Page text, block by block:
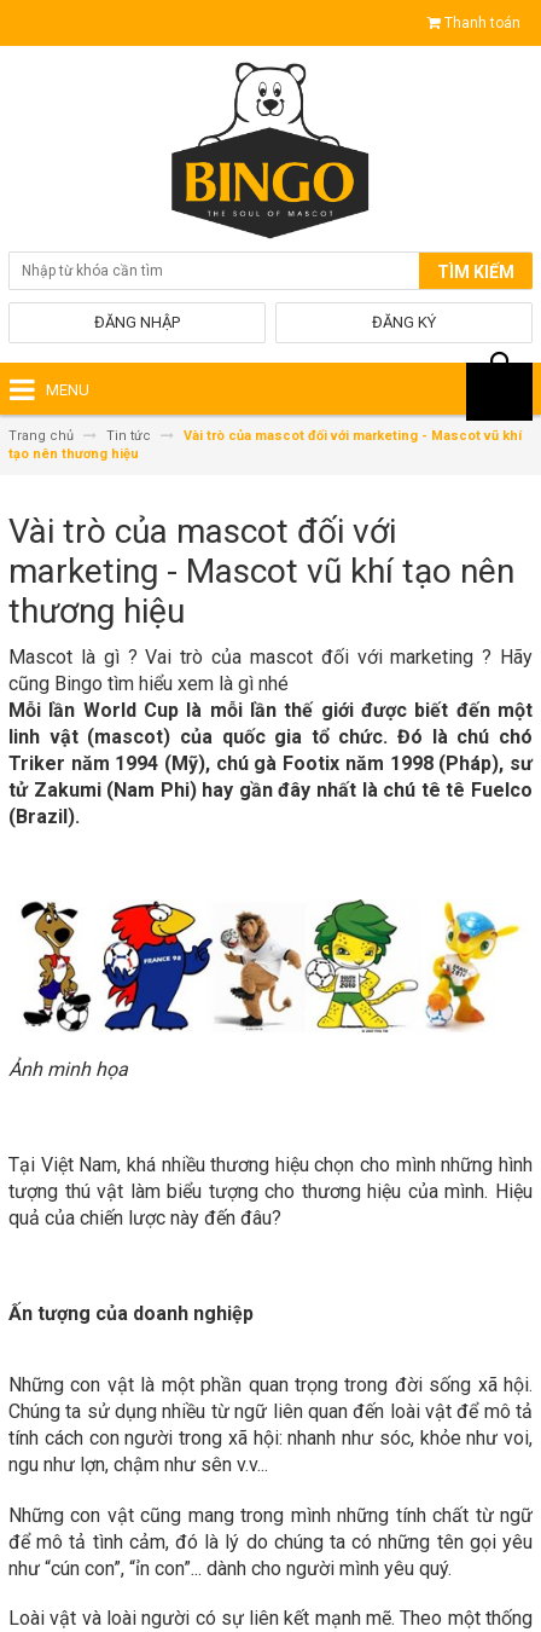
Thanh toán
TÌM KIẾM
ĐĂNG KÝ
ĐĂNG NHẬP
MENU
Trang chủ Tin tức
Vài trò của mascot đối với marketing - Mascot vũ khí
tạo nên thương hiệu
Vài trò của mascot đối với
marketing - Mascot vũ khí tạo nên
thương hiệu
Mascot là gì ? Vai trò của mascot đối với marketing ? Hãy
cũng Bingo tìm hiểu xem là gì nhé
Mỗi lần World Cup là mỗi lần thế giới được biết đến một
linh vật (mascot) của quốc gia tổ chức. Đó là chú chó
Triker năm 1994 (Mỹ), chú gà Footix năm 1998 (Pháp), sư
tử Zakumi (Nam Phi) hay gần đây nhất là chú tê tê Fuelco
(Brazil).
Ảnh minh họa
Tại Việt Nam, khá nhiều thương hiệu chọn cho mình những hình
tượng thú vật làm biểu tượng cho thương hiệu của mình. Hiệu
quả của chiến lược này đến đâu?
Ấn tượng của doanh nghiệp
Những con vật là một phần quan trọng trong đời sống xã hội.
Chúng ta sử dụng nhiều từ ngữ liên quan đến loài vật để mô tả
tính cách con người trong xã hội: nhanh như sóc, khỏe như voi,
ngu như lợn, chậm như sên v.v...
Những con vật cũng mang trong mình những tính chất từ ngữ
để mô tả tình cảm, đó là lý do chúng ta có những tên gọi yêu
như “cún con”, “ỉn con”... dành cho người mình yêu quý.
Loài vật và loài người có sự liên kết mạnh mẽ. Theo một thống